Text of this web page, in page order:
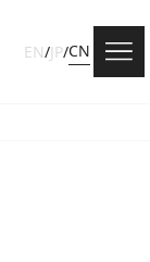
EN/JP/CN